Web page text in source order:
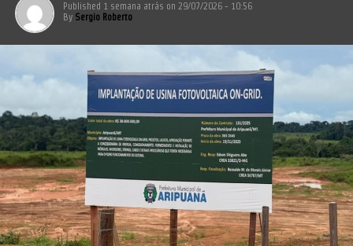
Published 1 semana atrás on 29/07/2026 - 10:56
By Sergio Roberto